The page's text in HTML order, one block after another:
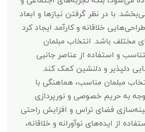
با در نظر گرفتن نیازها و ابعاد
خلاقانه و کارآمد ایجاد کرد
مختلف باشد. انتخاب مبلمان
و استفاده از عناصر جانبی
دلپذیر و دلنشین کمک کند.
مبلمان مناسب، هماهنگی با
به حریم خصوصی و نورپردازی
فضای تراس و افزایش راحتی
از ایده‌های نوآورانه و خلاقانه،